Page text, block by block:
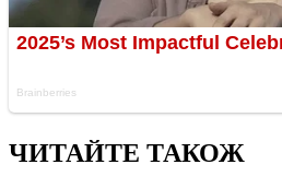
ЧИТАЙТЕ ТАКОЖ